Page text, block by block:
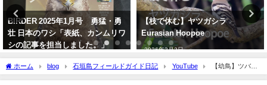
BIRDER 2025年1月号 勇猛・勇
壮 日本のワシ「表紙、カンムリワ
シの記事を担当しました。」
【枝で休む】ヤツガシラ
Eurasian Hoopoe
2026年3月3日
ホーム blog 石垣島フィールドガイド日記 YouTube
【幼鳥】ツバメ
チドリ Oriental pratincole